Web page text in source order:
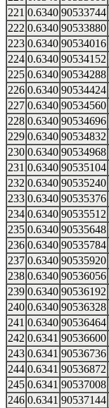
221 0.6340 90533744
222 0.6340 90533880
223 0.6340 90534016
224 0.6340 90534152
225 0.6340 90534288
226 0.6340 90534424
227 0.6340 90534560
228 0.6340 90534696
229 0.6340 90534832
230 0.6340 90534968
231 0.6340 90535104
232 0.6340 90535240
233 0.6340 90535376
234 0.6340 90535512
235 0.6340 90535648
236 0.6340 90535784
237 0.6340 90535920
238 0.6340 90536056
239 0.6340 90536192
240 0.6340 90536328
241 0.6340 90536464
242 0.6341 90536600
243 0.6341 90536736
244 0.6341 90536872
245 0.6341 90537008
246 0.6341 90537144